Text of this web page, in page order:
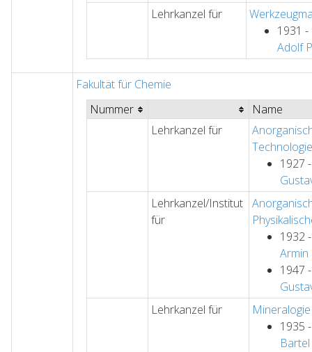
Lehrkanzel für
1931
Adolf P
Fakultät für Chemie
Nummer
Name
Lehrkanzel für
Technologie
1927
Lehrkanzel/Institut
für
1932
Armin
1947
Lehrkanzel für
1935
Bartel